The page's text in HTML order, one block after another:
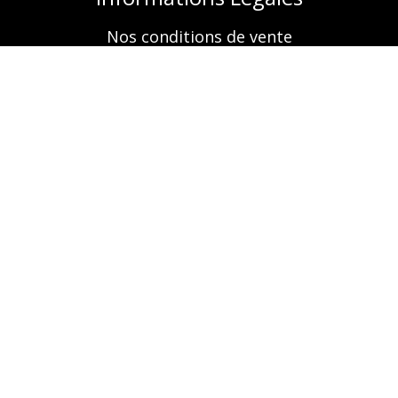
Nos conditions de vente